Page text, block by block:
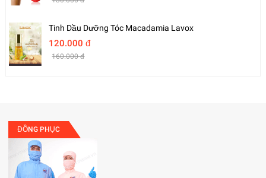
Tinh Dầu Dưỡng Tóc Macadamia Lavox
120.000 đ
160.000 đ
ĐỒNG PHỤC